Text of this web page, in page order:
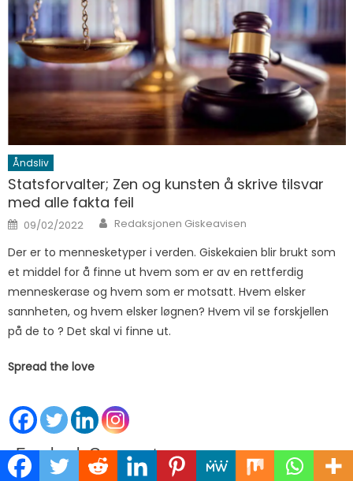
Åndsliv
Statsforvalter; Zen og kunsten å skrive tilsvar
med alle fakta feil
Posted on
09/02/2022 Author
Redaksjonen Giskeavisen
Der er to mennesketyper i verden. Giskekaien blir brukt som
et middel for å finne ut hvem som er av en rettferdig
menneskerase og hvem som er motsatt. Hvem elsker
sannheten, og hvem elsker løgnen? Hvem vil se forskjellen
på de to ? Det skal vi finne ut.
Spread the love
Facebook Comments